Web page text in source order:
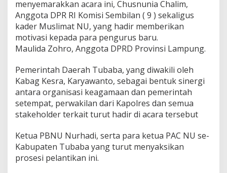
menyemarakkan acara ini, Chusnunia Chalim,
Anggota DPR RI Komisi Sembilan ( 9 ) sekaligus
kader Muslimat NU, yang hadir memberikan
motivasi kepada para pengurus baru.
Maulida Zohro, Anggota DPRD Provinsi Lampung.
Pemerintah Daerah Tubaba, yang diwakili oleh
Kabag Kesra, Karyawanto, sebagai bentuk sinergi
antara organisasi keagamaan dan pemerintah
setempat, perwakilan dari Kapolres dan semua
stakeholder terkait turut hadir di acara tersebut
Ketua PBNU Nurhadi, serta para ketua PAC NU se-
Kabupaten Tubaba yang turut menyaksikan
prosesi pelantikan ini.